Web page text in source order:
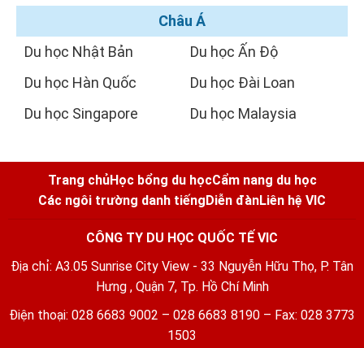
Châu Á
Du học Nhật Bản
Du học Hàn Quốc
Du học Singapore
Du học Ấn Độ
Du học Đài Loan
Du học Malaysia
Trang chủHọc bổng du họcCẩm nang du học
Các ngôi trường danh tiếng Diễn đànLiên hệ VIC
CÔNG TY DU HỌC QUỐC TẾ VIC
Địa chỉ: A3.05 Sunrise City View - 33 Nguyễn Hữu Thọ, P. Tân
Hưng , Quận 7, Tp. Hồ Chí Minh
Điện thoại: 028 6683 9002 – 028 6683 8190 – Fax: 028 3773
1503